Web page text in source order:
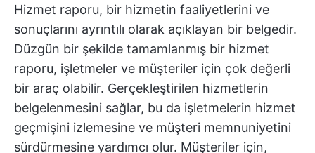
Hizmet raporu, bir hizmetin faaliyetlerini ve
sonuçlarını ayrıntılı olarak açıklayan bir belgedir.
Düzgün bir şekilde tamamlanmış bir hizmet
raporu, işletmeler ve müşteriler için çok değerli
bir araç olabilir. Gerçekleştirilen hizmetlerin
belgelenmesini sağlar, bu da işletmelerin hizmet
geçmişini izlemesine ve müşteri memnuniyetini
sürdürmesine yardımcı olur. Müşteriler için,